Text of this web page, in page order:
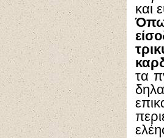
και
τα